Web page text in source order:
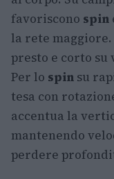
favoriscono spin
la rete
presto e corto su
Per lo spin su
tesa con
accentua la
mantenendo
perdere